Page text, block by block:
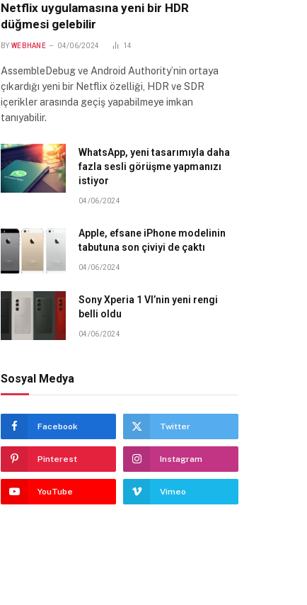
Netflix uygulamasına yeni bir HDR
düğmesi gelebilir
BY WEBHANE 04/06/2024 14
AssembleDebug ve Android Authority’nin ortaya
çıkardığı yeni bir Netflix özelliği, HDR ve SDR
içerikler arasında geçiş yapabilmeye imkan
tanıyabilir.
WhatsApp, yeni tasarımıyla daha
fazla sesli görüşme yapmanızı
istiyor
04/06/2024
Apple, efsane iPhone modelinin
tabutuna son çiviyi de çaktı
04/06/2024
Sony Xperia 1 VI’nin yeni rengi
belli oldu
04/06/2024
Sosyal Medya
Facebook Twitter
Pinterest Instagram
YouTube Vimeo